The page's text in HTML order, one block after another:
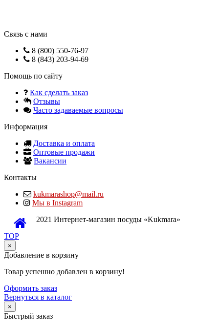
Связь с нами
8 (800) 550-76-97
8 (843) 203-94-69
Помощь по сайту
Как сделать заказ
Отзывы
Часто задаваемые вопросы
Информация
Доставка и оплата
Оптовые продажи
Вакансии
Контакты
kukmarashop@mail.ru
Мы в Instagram
2021 Интернет-магазин посуды «Kukmara»
TOP
×
Добавление в корзину
Товар успешно добавлен в корзину!
Оформить заказ
Вернуться в каталог
×
Быстрый заказ